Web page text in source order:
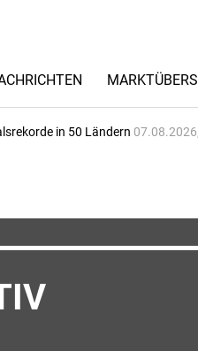
in 50 Ländern 07.08.2026,